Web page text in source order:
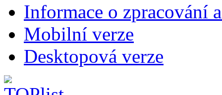
Informace o zpracování
Mobilní verze
Desktopová verze